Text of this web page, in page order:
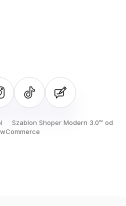
Szablon Shoper Modern 3.0™ od